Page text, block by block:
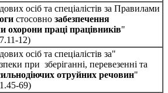
осіб та спеціалістів за Правилами
стосовно забезпечення
охорони праці працівників"
12)
осіб та спеціалістів за"
при зберіганні, перевезенні та
отруйних речовин"
69)